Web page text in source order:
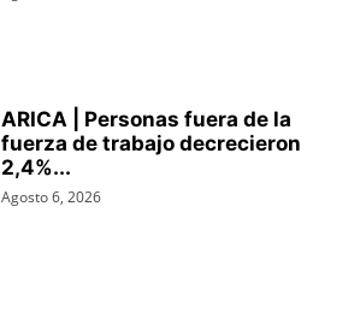
ARICA | Personas fuera de la
fuerza de trabajo decrecieron
2,4%...
Agosto 6, 2026